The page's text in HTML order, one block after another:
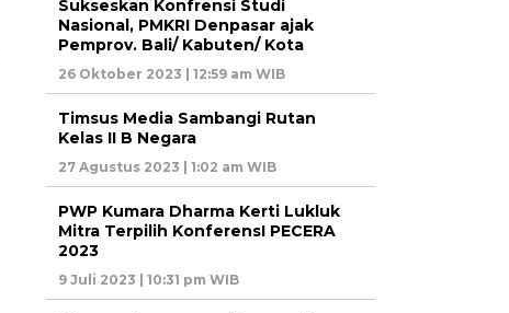
Sukseskan Konfrensi Studi
Nasional, PMKRI Denpasar ajak
Pemprov. Bali/ Kabuten/ Kota
26 Oktober 2023 | 12:59 am WIB
Timsus Media Sambangi Rutan
Kelas II B Negara
27 Agustus 2023 | 1:02 am WIB
PWP Kumara Dharma Kerti Lukluk
Mitra Terpilih KonferensI PECERA
2023
9 Juli 2023 | 10:31 pm WIB